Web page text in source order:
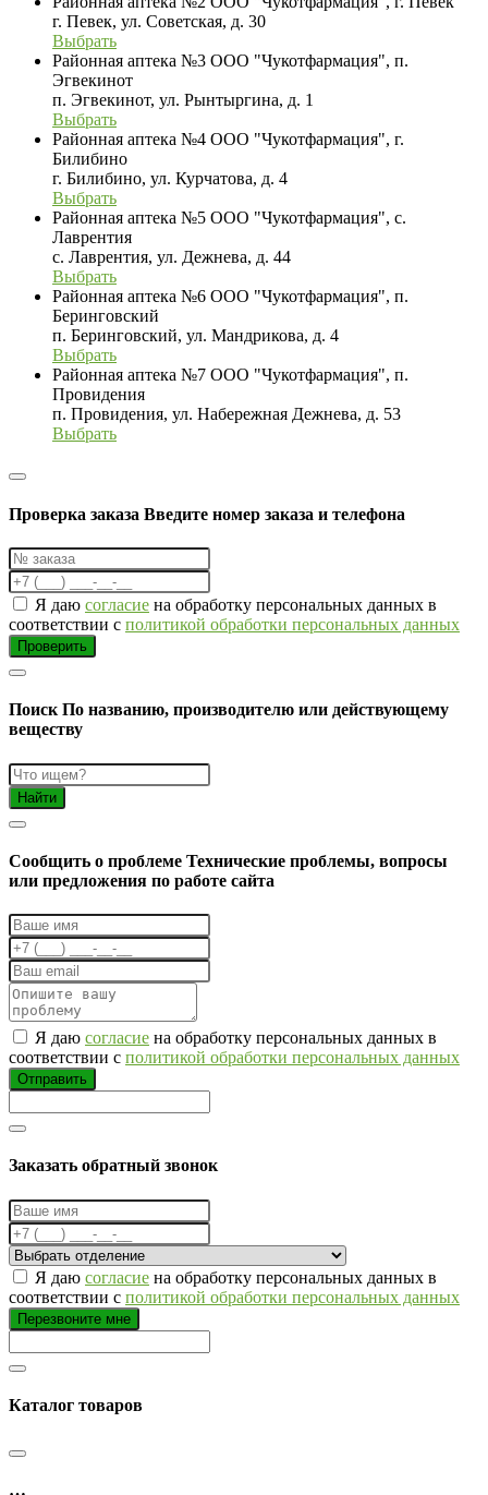
г. Певек, ул. Советская, д. 30
Выбрать
Районная аптека №3 ООО "Чукотфармация", п.
Эгвекинот
п. Эгвекинот, ул. Рынтыргина, д. 1
Выбрать
Районная аптека №4 ООО "Чукотфармация", г.
Билибино
г. Билибино, ул. Курчатова, д. 4
Выбрать
Районная аптека №5 ООО "Чукотфармация", с.
Лаврентия
с. Лаврентия, ул. Дежнева, д. 44
Выбрать
Районная аптека №6 ООО "Чукотфармация", п.
Беринговский
п. Беринговский, ул. Мандрикова, д. 4
Выбрать
Районная аптека №7 ООО "Чукотфармация", п.
Провидения
п. Провидения, ул. Набережная Дежнева, д. 53
Выбрать
Проверка заказа Введите номер заказа и телефона
Я даю согласие на обработку персональных данных в
соответствии с политикой обработки персональных данных
Проверить
Поиск По названию, производителю или действующему
веществу
Найти
Cообщить о проблеме Технические проблемы, вопросы
или предложения по работе сайта
Я даю согласие на обработку персональных данных в
соответствии с политикой обработки персональных данных
Отправить
Заказать обратный звонок
Я даю согласие на обработку персональных данных в
соответствии с политикой обработки персональных данных
Перезвоните мне
Каталог товаров
…